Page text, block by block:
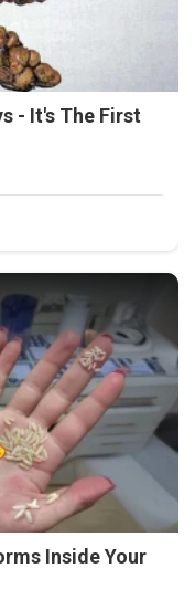
- It's The First
Inside Your